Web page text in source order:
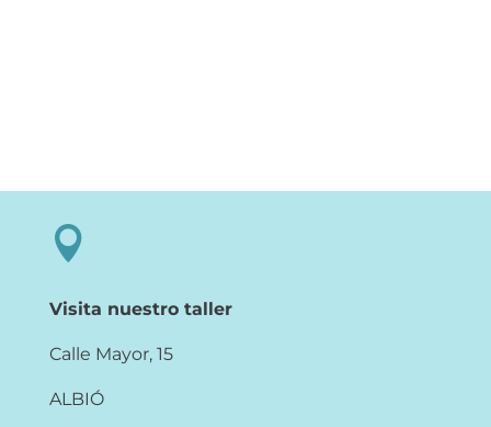

Visita nuestro taller
Calle Mayor, 15
ALBIÓ